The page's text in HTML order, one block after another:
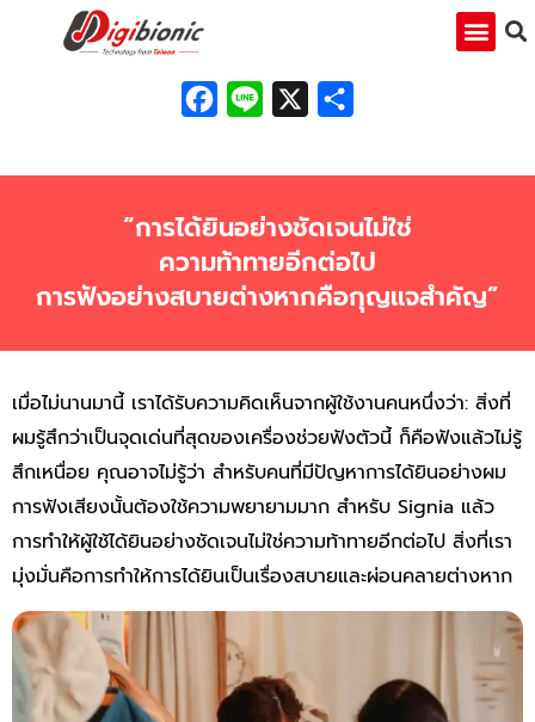
Facebook
Line
“การได้ยินอย่างชัดเจนไม่ใช่
ความท้าทายอีกต่อไป
การฟังอย่างสบายต่างหากคือกุญแจสำคัญ”
เมื่อไม่นานมานี้ เราได้รับความคิดเห็นจากผู้ใช้งานคนหนึ่งว่า: สิ่งที่
ผมรู้สึกว่าเป็นจุดเด่นที่สุดของเครื่องช่วยฟังตัวนี้ ก็คือฟังแล้วไม่รู้
สึกเหนื่อย คุณอาจไม่รู้ว่า สำหรับคนที่มีปัญหาการได้ยินอย่างผม
การฟังเสียงนั้นต้องใช้ความพยายามมาก สำหรับ Signia แล้ว
การทำให้ผู้ใช้ได้ยินอย่างชัดเจนไม่ใช่ความท้าทายอีกต่อไป สิ่งที่เรา
มุ่งมั่นคือการทำให้การได้ยินเป็นเรื่องสบายและผ่อนคลายต่างหาก